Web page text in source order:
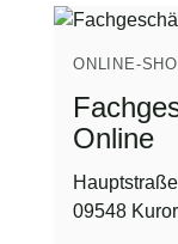
ONLINE-
Online
09548